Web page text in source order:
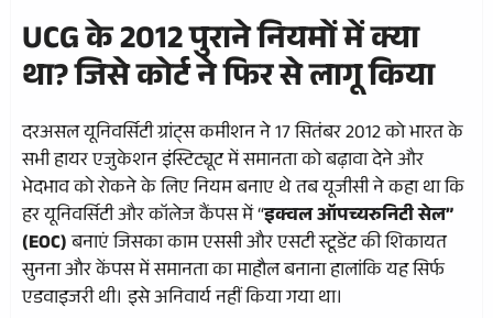
UCG के 2012 पुराने नियमों में क्या
था? जिसे कोर्ट ने फिर से लागू किया
दरअसल यूनिवर्सिटी ग्रांट्स कमीशन ने 17 सितंबर 2012 को भारत के
सभी हायर एजुकेशन इंस्टिट्यूट में समानता को बढ़ावा देने और
भेदभाव को रोकने के लिए नियम बनाए थे तब यूजीसी ने कहा था कि
हर यूनिवर्सिटी और कॉलेज कैंपस में “इक्वल ऑपच्यरुनिटी सेल”
(EOC)बनाएं जिसका काम एससी और एसटी स्टूडेंट की शिकायत
सुनना और केंपस में समानता का माहौल बनाना हालांकि यह सिर्फ
एडवाइजरी थी। इसे अनिवार्य नहीं किया गया था।